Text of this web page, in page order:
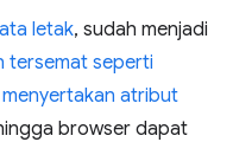
letak, sudah menjadi
tersemat seperti
atribut
browser dapat